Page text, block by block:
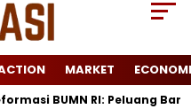
MARKET
BUMN RI: Peluang Baru